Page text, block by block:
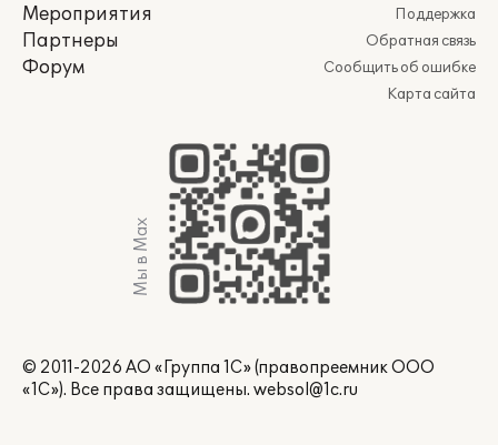
Мероприятия
Партнеры
Форум
Поддержка
Обратная связь
Сообщить об ошибке
Карта сайта
Мы в Max
© 2011-2026 АО «Группа 1С» (правопреемник ООО
«1С»). Все права защищены. websol@1c.ru